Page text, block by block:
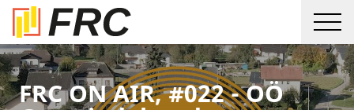
FRC ON AIR, #022 - OÖ